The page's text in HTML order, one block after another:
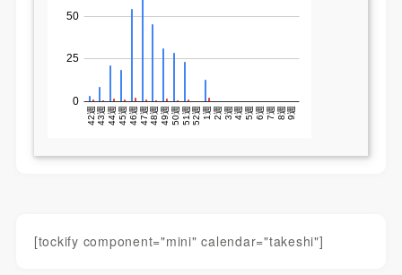
[tockify component="mini" calendar="takeshi"]